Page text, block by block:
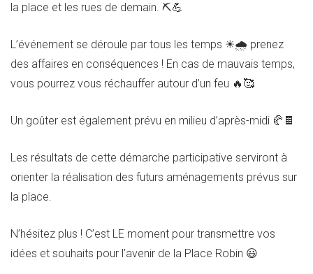
la place et les rues de demain. ⛏💪
L’événement se déroule par tous les temps ☀🌧 prenez
des affaires en conséquences ! En cas de mauvais temps,
vous pourrez vous réchauffer autour d’un feu 🔥🥰
Un goûter est également prévu en milieu d’après-midi 🥐🍫
Les résultats de cette démarche participative serviront à
orienter la réalisation des futurs aménagements prévus sur
la place.
N’hésitez plus ! C’est LE moment pour transmettre vos
idées et souhaits pour l’avenir de la Place Robin 😃